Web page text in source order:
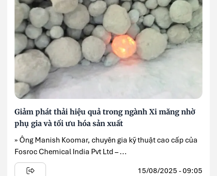
Giảm phát thải hiệu quả trong ngành Xi măng nhờ
phụ gia và tối ưu hóa sản xuất
» Ông Manish Koomar, chuyên gia kỹ thuật cao cấp của
Fosroc Chemical India Pvt Ltd – ...
15/08/2025 - 09:05